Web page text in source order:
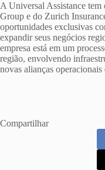
A Universal Assistance
Group e do Zurich
oportunidades exclusivas
expandir seus negócios
empresa está em um
região, envolvendo
novas alianças operacionais
Compartilhar